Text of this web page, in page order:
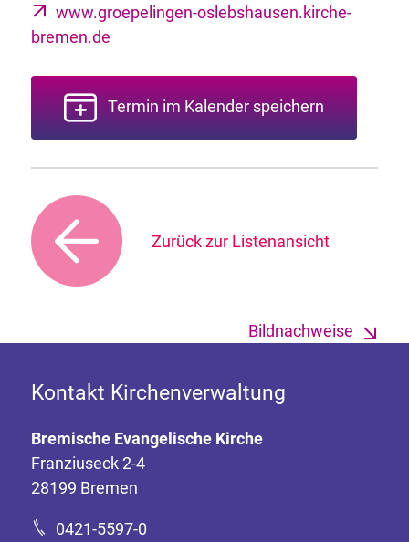
www.groepelingen-oslebshausen.kirche-
bremen.de
Termin im Kalender speichern
Zurück zur Listenansicht
Bildnachweise
Kontakt Kirchenverwaltung
Bremische Evangelische Kirche
Franziuseck 2-4
28199 Bremen
0421-5597-0